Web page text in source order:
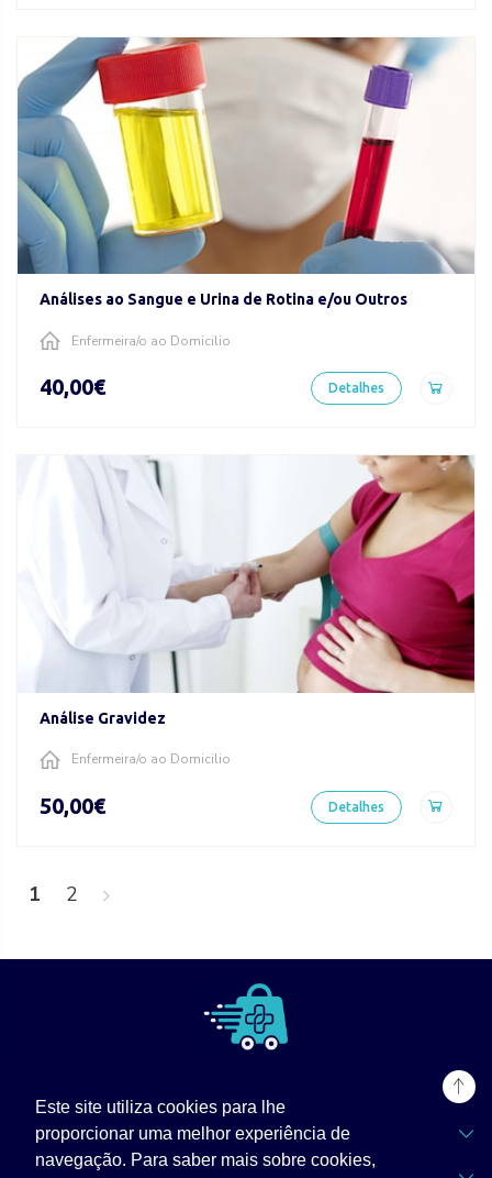
Este site utiliza cookies para lhe
proporcionar uma melhor experiência de
navegação. Para saber mais sobre cookies,
Análises ao Sangue e Urina de Rotina e/ou Outros
Enfermeira/o ao Domicilio
40,00€ Detalhes
Análise Gravidez
Enfermeira/o ao Domicilio
50,00€ Detalhes
1 2
TPZ Labs